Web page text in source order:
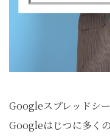
Googleスプレッドシ
Googleはじつに多く